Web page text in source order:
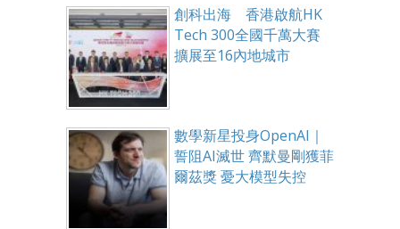
創科出海 香港啟航HK
Tech 300全國千萬大賽
擴展至16內地城市
數學新星投身OpenAI｜
誓阻AI滅世 齊默曼剛獲菲
爾茲獎 憂大模型失控